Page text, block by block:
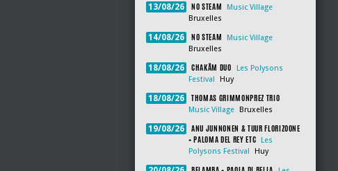
13/08/26 NO STEAM
Music Village
Bruxelles
14/08/26 NO STEAM
Music Village
Bruxelles
18/08/26 CHAKÂM DUO
Les Polysons
Festival
Huy
18/08/26 THOMAS GRIMMONPREZ TRIO
Music Village Bruxelles
19/08/26
ANU JUNNONEN & TUUR FLORIZOONE
+ PALOMA DEL REY ETC
Les
Polysons Festival
Huy